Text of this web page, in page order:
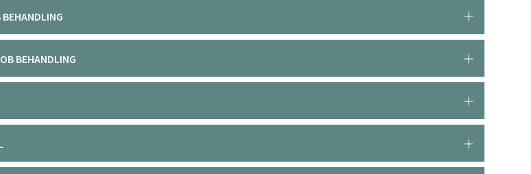
BEHANDLING
BEHANDLING